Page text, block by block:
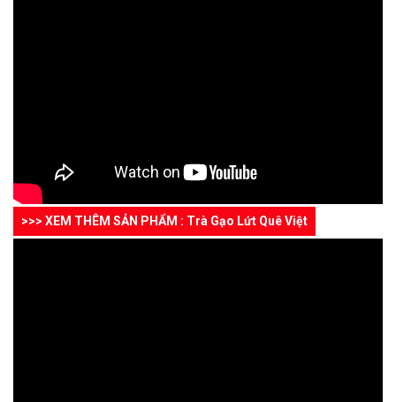
>>> XEM THÊM SẢN PHẨM : Trà Gạo Lứt Quê Việt